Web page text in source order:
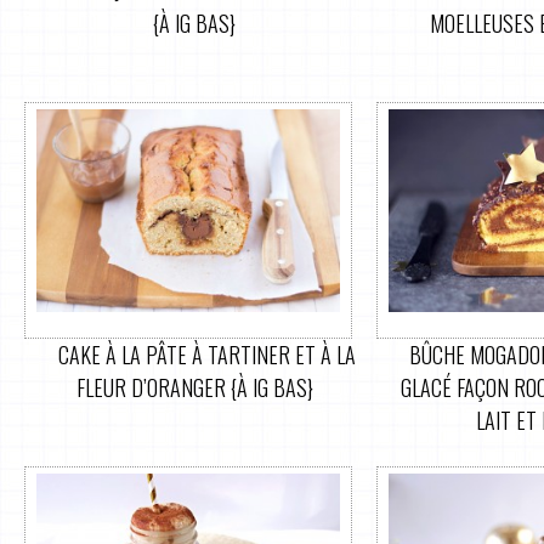
{À IG BAS}
CAKE À LA PÂTE À TARTINER ET À LA
FLEUR D’ORANGER {À IG BAS}
BÛCHE
GLACÉ FAÇON
LAIT ET